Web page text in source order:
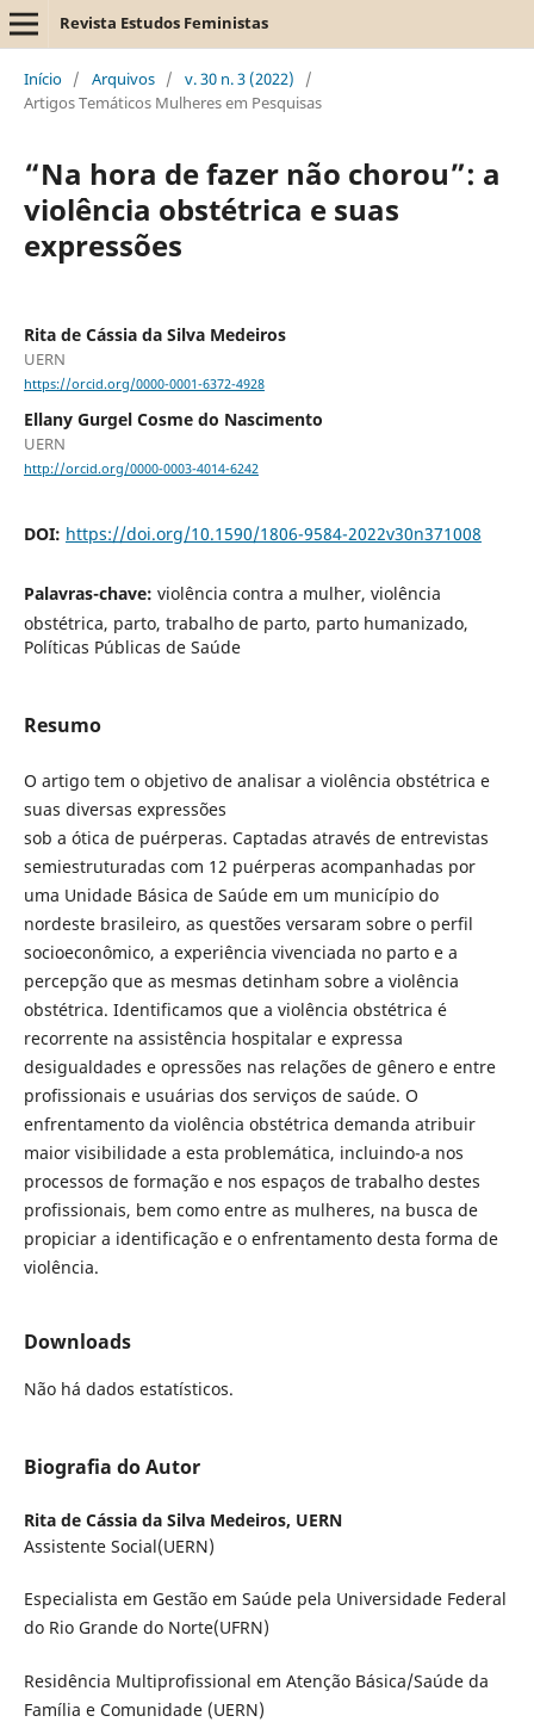
Revista Estudos Feministas
Início / Arquivos / v. 30 n. 3 (2022)
/
Artigos Temáticos Mulheres em Pesquisas
“Na hora de fazer não chorou”: a
violência obstétrica e suas
expressões
Rita de Cássia da Silva Medeiros
UERN
https://orcid.org/0000-0001-6372-4928
Ellany Gurgel Cosme do Nascimento
UERN
http://orcid.org/0000-0003-4014-6242
DOI: https://doi.org/10.1590/1806-9584-2022v30n371008
Palavras-chave: violência contra a mulher, violência
obstétrica, parto, trabalho de parto, parto humanizado,
Políticas Públicas de Saúde
Resumo
O artigo tem o objetivo de analisar a violência obstétrica e
suas diversas expressões
sob a ótica de puérperas. Captadas através de entrevistas
semiestruturadas com 12 puérperas acompanhadas por
uma Unidade Básica de Saúde em um município do
nordeste brasileiro, as questões versaram sobre o perfil
socioeconômico, a experiência vivenciada no parto e a
percepção que as mesmas detinham sobre a violência
obstétrica. Identificamos que a violência obstétrica é
recorrente na assistência hospitalar e expressa
desigualdades e opressões nas relações de gênero e entre
profissionais e usuárias dos serviços de saúde. O
enfrentamento da violência obstétrica demanda atribuir
maior visibilidade a esta problemática, incluindo-a nos
processos de formação e nos espaços de trabalho destes
profissionais, bem como entre as mulheres, na busca de
propiciar a identificação e o enfrentamento desta forma de
violência.
Downloads
Não há dados estatísticos.
Biografia do Autor
Rita de Cássia da Silva Medeiros, UERN
Assistente Social(UERN)
Especialista em Gestão em Saúde pela Universidade Federal
do Rio Grande do Norte(UFRN)
Residência Multiprofissional em Atenção Básica/Saúde da
Família e Comunidade (UERN)